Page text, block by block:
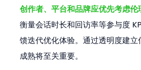
创作者、平台和品牌应优先考虑伦
衡量会话时长和回访率等参与度
馈迭代优化体验。通过透明度建
成熟将至关重要。